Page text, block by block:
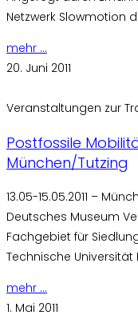
Netzwerk Slowmotion
mehr ...
20. Juni 2011
Veranstaltungen zur
Postfossile
München/Tutzing
13.05-15.05.2011 –
Deutsches Museum
Fachgebiet für
Technische Universität
mehr ...
1. Mai 2011